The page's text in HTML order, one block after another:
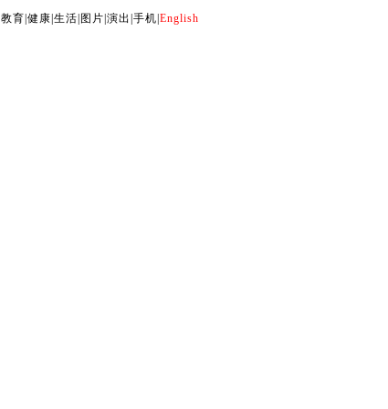
教育 健康 生活 图片 演出 手机 English